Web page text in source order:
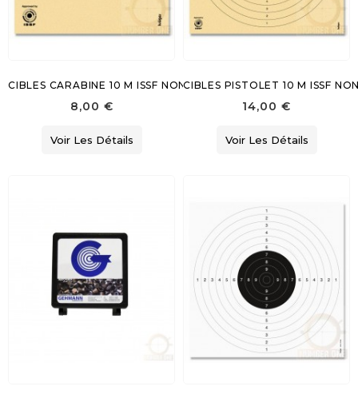
CIBLES CARABINE 10 M ISSF NON NUMEROTEES
8,00 €
Voir Les Détails
CIBLES PISTOLET 10 M ISSF
14,00 €
Voir Les Détails